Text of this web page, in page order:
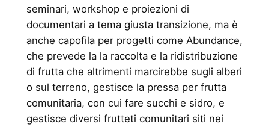
seminari, workshop e proiezioni di
documentari a tema giusta transizione, ma è
anche capofila per progetti come Abundance,
che prevede la la raccolta e la ridistribuzione
di frutta che altrimenti marcirebbe sugli alberi
o sul terreno, gestisce la pressa per frutta
comunitaria, con cui fare succhi e sidro, e
gestisce diversi frutteti comunitari siti nei